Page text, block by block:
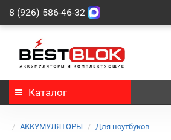
8 (926) 586-46-32
Каталог
АККУМУЛЯТОРЫ Для ноутбуков